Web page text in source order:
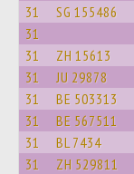
31 SG 155486
31
31 ZH 15613
31 JU 29878
31 BE 503313
31 BE 567511
31 BL 7434
31 ZH 529811